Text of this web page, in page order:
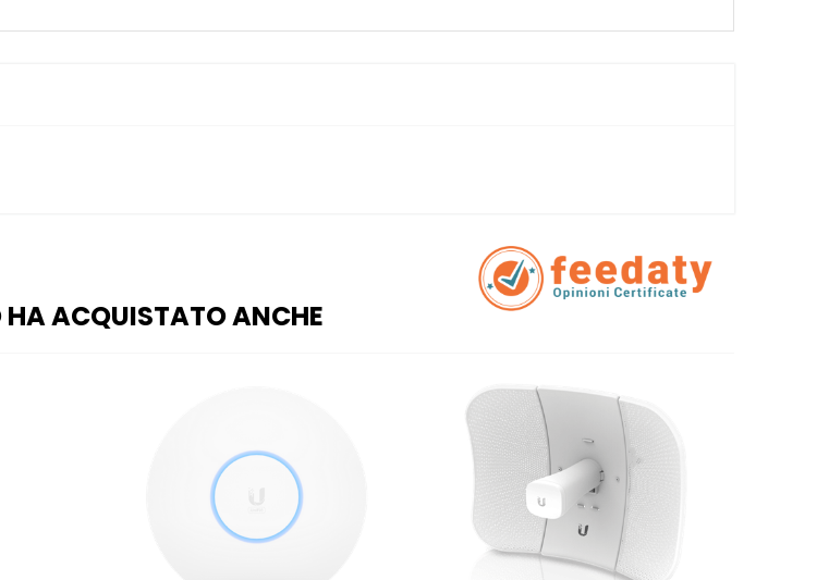
ACQUISTATO ANCHE